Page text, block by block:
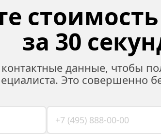
за 30
данные, чтобы
Это совершенно